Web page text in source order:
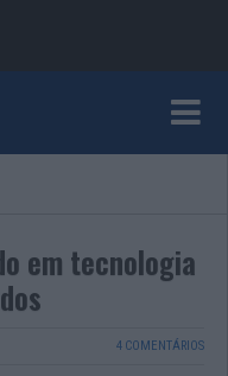
em tecnologia
4 COMENTÁRIOS